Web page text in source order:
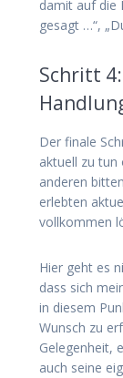
damit auf die
gesagt …“,
Schritt
Der finale
aktuell zu tun
anderen
erlebten
vollkommen
Hier geht es
dass sich
in diesem
Wunsch zu
Gelegenheit,
auch seine